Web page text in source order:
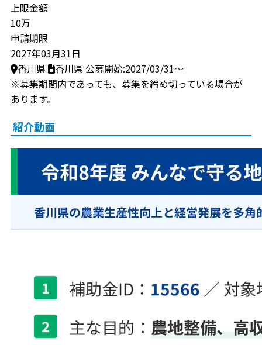
上限金額
10万
申請期限
2027年03月31日
香川県
香川県 公募開始:2027/03/31～
※募集期間内であっても、募集を締め切っている場合が
あります。
紹介動画